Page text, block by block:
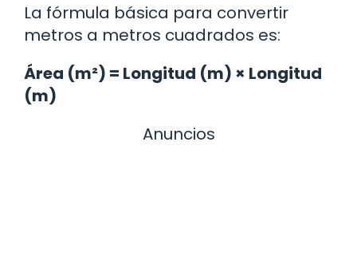
La fórmula básica para convertir
metros a metros cuadrados es:
Área (m²) = Longitud (m) × Longitud
(m)
Anuncios